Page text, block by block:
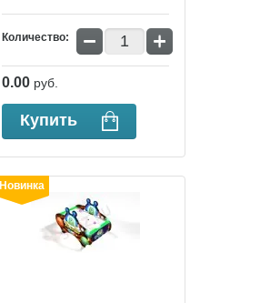
Количество: − +
0.00 руб.
Купить
Новинка